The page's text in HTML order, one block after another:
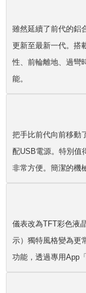
雖然延續了前代的鋁
更新至最新一代。搭
性、前輪離地、過彎
能。
把手比前代向前移動
配USB電源。特別值
非常方便。簡潔的機
儀表改為TFT彩色液
示）獨特風格變為更
功能，透過專用App